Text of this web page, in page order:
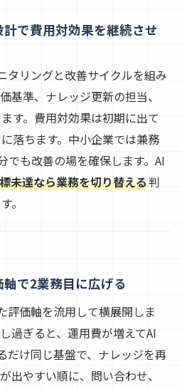
で費用対効果を継続させ
タリングと改善サイクルを組み
基準、ナレッジ更新の担当、
す。費用対効果は初期に出て
落ちます。中小企業では兼務
でも改善の場を確保します。AI
未達なら業務を切り替える判
。
で2業務目に広げる
評価軸を流用して横展開しま
過ぎると、運用費が増えてAI
だけ同じ基盤で、ナレッジを再
出やすい順に、問い合わせ、